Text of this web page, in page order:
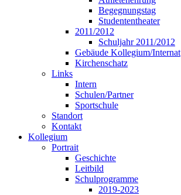
Begegnungstag
Studententheater
2011/2012
Schuljahr 2011/2012
Gebäude Kollegium/Internat
Kirchenschatz
Links
Intern
Schulen/Partner
Sportschule
Standort
Kontakt
Kollegium
Portrait
Geschichte
Leitbild
Schulprogramme
2019-2023